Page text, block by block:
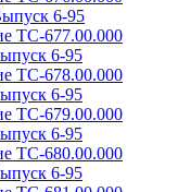
6-95
ТС-677.00.000
6-95
ТС-678.00.000
6-95
ТС-679.00.000
6-95
ТС-680.00.000
6-95